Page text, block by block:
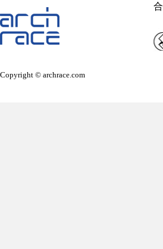
Copyright © archrace.com